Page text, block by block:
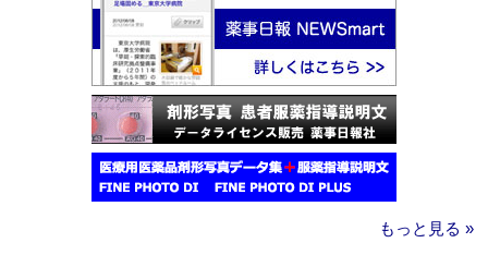
もっと見る »